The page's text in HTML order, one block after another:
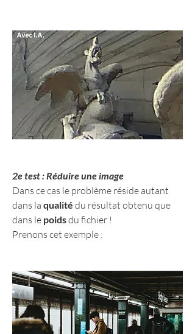
2e test : Réduire une image
Dans ce cas le problème réside autant
dans la qualité du résultat obtenu que
dans le poids du fichier !
Prenons cet exemple :